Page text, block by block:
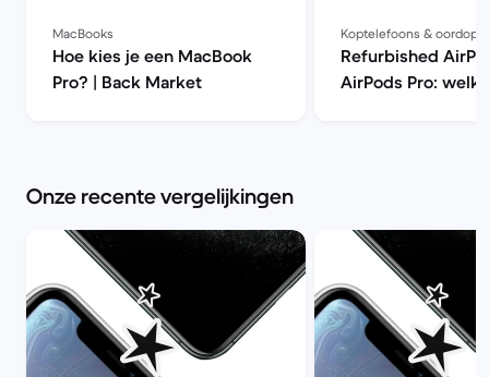
MacBooks
Hoe kies je een MacBook
Pro? | Back Market
Koptelefoons &
Refurbished
AirPods Pro:
Onze recente vergelijkingen